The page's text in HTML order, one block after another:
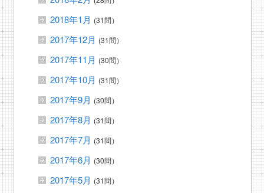
2018年1月 (31問）
2017年12月 (31問）
2017年11月 (30問）
2017年10月 (31問）
2017年9月 (30問）
2017年8月 (31問）
2017年7月 (31問）
2017年6月 (30問）
2017年5月 (31問）